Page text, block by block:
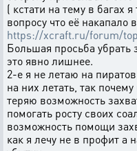
( кстати на тему в багах
вопросу что её
https://xcraft.ru/forum/
Большая просьба убрать
это явно лишнее.
2-е я не летаю на
на них летать, так
теряю возможность
помогать росту своих
возможность помощи
как я лечу не в профит а